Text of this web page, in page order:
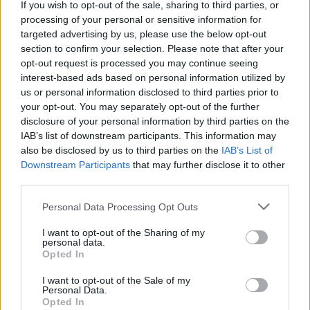
If you wish to opt-out of the sale, sharing to third parties, or
processing of your personal or sensitive information for
targeted advertising by us, please use the below opt-out
section to confirm your selection. Please note that after your
opt-out request is processed you may continue seeing
interest-based ads based on personal information utilized by
us or personal information disclosed to third parties prior to
your opt-out. You may separately opt-out of the further
disclosure of your personal information by third parties on the
IAB’s list of downstream participants. This information may
also be disclosed by us to third parties on the IAB’s List of
Downstream Participants that may further disclose it to other
Personal Data Processing Opt Outs
I want to opt-out of the Sharing of my
personal data.
Opted In
I want to opt-out of the Sale of my
Personal Data.
Opted In
πρώτο εξάμηνο
06/08/26
Eurobank: Πιο ανθεκτική στο
πετρέλαιο, πιο ευάλωτη στο
φυσικό αέριο η Ευρώπη
06/08/26|17:34
Τριετή χρηματοδοτική συμφωνία
06/08/26 12:31
πύλες του σε όλους, καθιστώντας